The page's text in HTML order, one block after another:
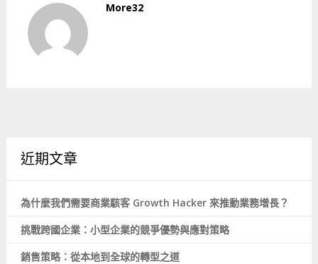
More32
近期文章
為什麼我們需要商業駭客 Growth Hacker 來推動業務增長？
挑戰跨國企業：小型企業的競爭優勢與應對策略
銷售策略：從本地到全球的轉型之道